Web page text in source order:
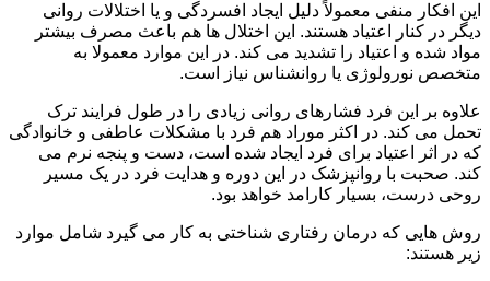
این افکار منفی معمولاً دلیل ایجاد افسردگی و یا اختلالات روانی
دیگر در کنار اعتیاد هستند. این اختلال ها هم باعث مصرف بیشتر
مواد شده و اعتیاد را تشدید می کند. در این موارد معمولا به
متخصص نورولوژی یا روانشناس نیاز است.
علاوه بر این فرد فشارهای روانی زیادی را در طول فرایند ترک
تحمل می کند. در اکثر موراد هم فرد با مشکلات عاطفی و خانوادگی
که در اثر اعتیاد برای فرد ایجاد شده است، دست و پنجه نرم می
کند. صحبت با روانپزشک در این دوره و هدایت فرد در یک مسیر
روحی درست، بسیار کارامد خواهد بود.
روش هایی که درمان رفتاری شناختی به کار می گیرد شامل موارد
زیر هستند: